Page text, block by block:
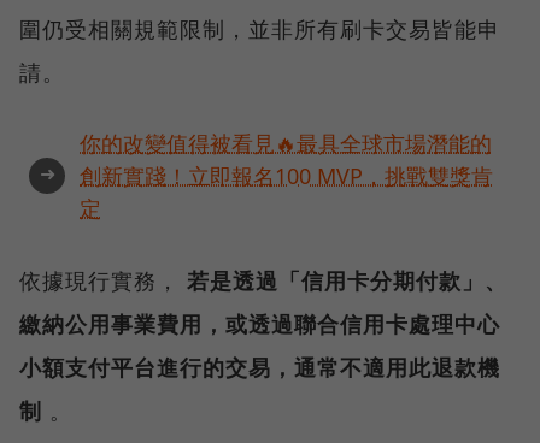
圍仍受相關規範限制，並非所有刷卡交易皆能申
請。
➜
你的改變值得被看見🔥最具全球市場潛能的
創新實踐！立即報名100 MVP，挑戰雙獎肯
定
依據現行實務， 若是透過「信用卡分期付款」、
繳納公用事業費用，或透過聯合信用卡處理中心
小額支付平台進行的交易，通常不適用此退款機
制 。